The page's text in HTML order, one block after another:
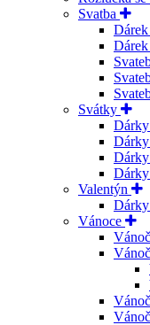
Svatba
Svátky
Valentýn
Vánoce